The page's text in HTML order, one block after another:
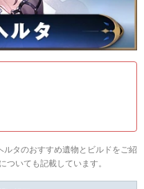
タのおすすめ遺物とビルドをご紹
ついても記載しています。